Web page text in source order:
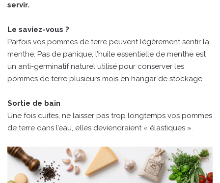
servir.
Le saviez-vous ?
Parfois vos pommes de terre peuvent légèrement sentir la
menthe. Pas de panique, l’huile essentielle de menthe est
un anti-germinatif naturel utilisé pour conserver les
pommes de terre plusieurs mois en hangar de stockage.
Sortie de bain
Une fois cuites, ne laisser pas trop longtemps vos pommes
de terre dans l’eau, elles deviendraient « élastiques ».